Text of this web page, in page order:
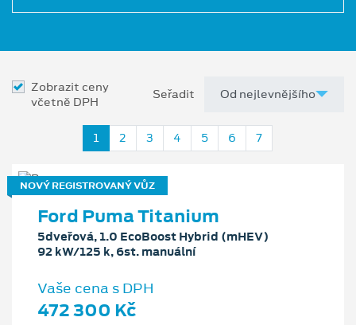
Zobrazit ceny
včetně DPH
Seřadit
1 2 3 4 5 6 7
NOVÝ REGISTROVANÝ VŮZ
Ford Puma Titanium
5dveřová, 1.0 EcoBoost Hybrid (mHEV)
92 kW/125 k, 6st. manuální
Vaše cena s DPH
472 300 Kč